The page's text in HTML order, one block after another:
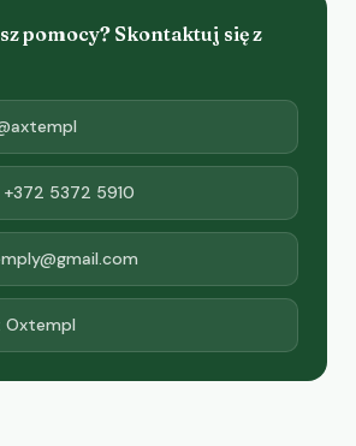
pomocy? Skontaktuj się z
5372 5910
Oxtempl